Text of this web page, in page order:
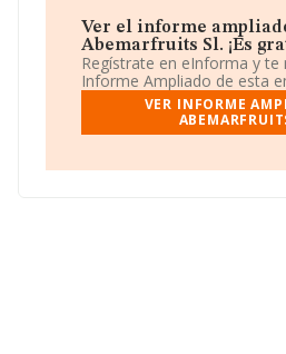
compañía no tiene actividad en
La compañíaAbemarfruits S.L
tiene domicilio fiscal en Calle
núm. 30 Piso 1 C, (03370),
Comunidad Valenciana.
hasta 17.576 empresas, a nivel
Ver el informe
Abemarfruits Sl. ¡Es
Regístrate en eInforma y te
Informe Ampliado de esta
VER INFORME